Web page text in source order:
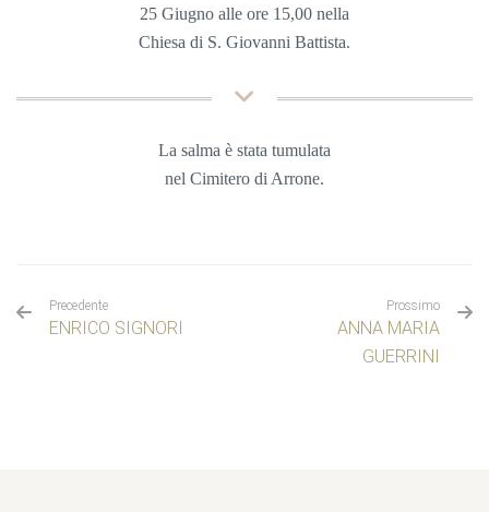
25 Giugno alle ore 15,00 nella
Chiesa di S. Giovanni Battista.
La salma è stata tumulata
nel Cimitero di Arrone.
Precedente
ENRICO SIGNORI
Prossimo
ANNA MARIA
GUERRINI